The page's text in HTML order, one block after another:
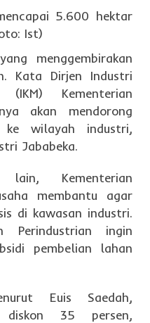
menggembirakan
Kata Dirjen Industri
Kementerian
akan mendorong
ke wilayah industri,
Jababeka.
Kementerian
membantu agar
di kawasan industri.
Perindustrian ingin
pembelian lahan
Euis Saedah,
diskon 35 persen,